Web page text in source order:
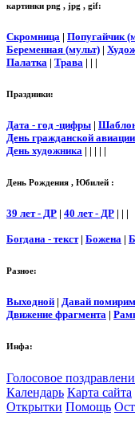
картинки png , jpg , gif:
Скромница | Попугайчик
Беременная (мульт) |
Палатка | Трава | | |
Праздники:
Дата - год -цифры |
День гражданской авиации
День художника | | | | |
День Рождения , Юбилей :
39 лет - ДР | 40 лет - ДР | | |
Богдана - текст| Божена |
Разное:
Выходной | Давай
Движение фрагмента |
Инфа:
Голосовое
Календарь Карта сайта
Открытки Помощь